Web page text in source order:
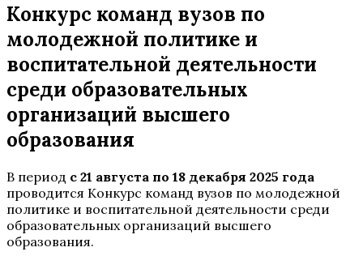
Конкурс команд вузов по
молодежной политике и
воспитательной деятельности
среди образовательных
организаций высшего
образования
В период с 21 августа по 18 декабря 2025 года
проводится Конкурс команд вузов по молодежной
политике и воспитательной деятельности среди
образовательных организаций высшего
образования.